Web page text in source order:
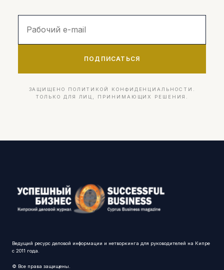
ПОДПИСАТЬСЯ
ЗАЩИЩЕНО ПОЛИТИКОЙ КОНФИДЕНЦИАЛЬНОСТИ.
ТОЛЬКО ДЛЯ ЛИЦ, ПРИНИМАЮЩИХ РЕШЕНИЯ.
Ведущий ресурс деловой информации и нетворкинга для руководителей на Кипре
с 2011 года.
© Все права защищены.